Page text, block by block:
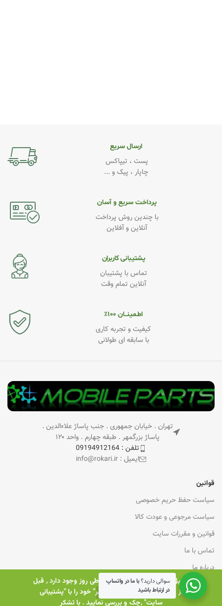
بدلیل نوسانات ارزی زیادی که در طی روز وجود دارد , قبل
از خرید , "قیمت قطعه مورد نظر" خود را با "پشتیبانی
سایت" ,چک و بررسی نمایید . با تشکر
ارسال سریع
پست ، تیپاکس
چاپار ، پیک و ...
پرداخت سریع و آسان
با چندین روش پرداخت
آنلاین و آفلاین
پشتیبانی کاربران
تماس با پشتیبان
آنلاین تمام وقت
اطـمینــان ۱۰۰٪
کیفیت و تجربه کاری
با سابقه ای طولانی
تهران . خیابان جمهوری . جنب پاساژ علاءالدین .
پاساژ بزرگمهر . طبقه چهارم . واحد ۱۲۰
تلفن : 09194912164
ایمیل : info@rokari.ir
قوانین
سیاست حفظ حریم خصوصی
سیاست مرجوعی و عودت کالا
قوانین و مقررات سایت
تماس با ما
درباره ما
خدمات مشتریان
سوالی دارید؟با ما در واتساپ
در ارتباط باشید
0